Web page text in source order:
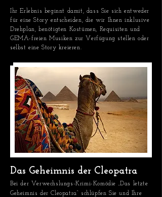
Ihr Erlebnis beginnt damit, dass Sie sich entweder
für eine Story entscheiden, die wir Ihnen inklusive
Drehplan, benötigten Kostümen, Requisiten und
GEMA-freien Musiken zur Verfügung stellen oder
selbst eine Story kreieren.
Das Geheimnis der Cleopatra
Bei der Verwechslungs-Krimi-Komödie „Das letzte
Geheimnis der Cleopatra“ schlüpfen Sie und Ihre